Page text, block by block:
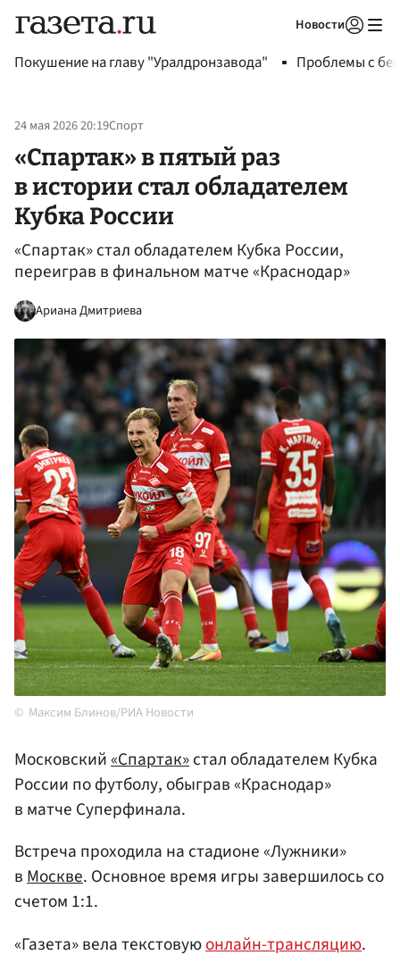
Новости
Покушение на главу "Уралдронзавода" Проблемы с
24 мая 2026 20:19Спорт
«Спартак» в пятый раз
в истории стал обладателем
Кубка России
«Спартак» стал обладателем Кубка России,
переиграв в финальном матче «Краснодар»
Ариана Дмитриева
Максим Блинов/РИА Новости
Московский«Спартак»стал обладателем Кубка
России по футболу, обыграв «Краснодар»
в матче Суперфинала.
Встреча проходила на стадионе «Лужники»
вМоскве. Основное время игры завершилось со
счетом 1:1.
«Газета» вела текстовуюонлайн-трансляцию.